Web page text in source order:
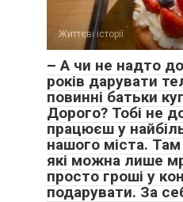
Життєві історії
– А чи не надто
років дарувати
повинні батьки
Дорого? Тобі не
працюєш у
нашого міста.
які можна лише
просто гроші у
подарувати. За